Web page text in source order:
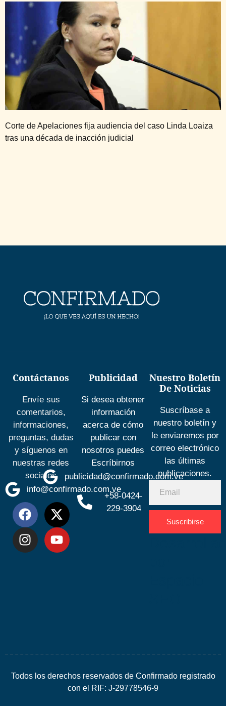
Corte de Apelaciones fija audiencia del caso Linda Loaiza
tras una década de inacción judicial
Contáctanos
Envíe sus
comentarios,
informaciones,
preguntas, dudas
y síguenos en
nuestras redes
sociales
info@confirmado.com.ve
Publicidad
Si desea obtener
información
acerca de cómo
publicar con
nosotros puedes
Escríbirnos
publicidad@confirmado.com.ve
+58-0424-
229-3904
Nuestro Boletín
De Noticias
Suscríbase a
nuestro boletín y
le enviaremos por
correo electrónico
las últimas
publicaciones.
Suscribirse
Todos los derechos reservados de Confirmado registrado
con el RIF: J-29778546-9